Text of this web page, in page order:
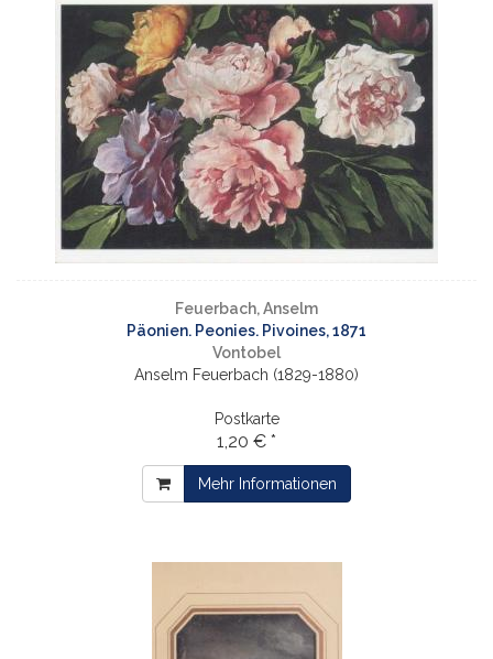
Feuerbach, Anselm
Päonien. Peonies. Pivoines, 1871
Vontobel
Anselm Feuerbach (1829-1880)
Postkarte
1,20 € *
Mehr Informationen